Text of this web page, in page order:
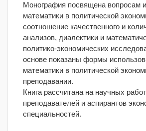
Монография посвящена вопросам
математики в политической
соотношение качественного и
анализов, диалектики и
политико-экономических
основе показаны формы
математики в политической
преподавании.
Книга рассчитана на научных
преподавателей и аспирантов
специальностей.